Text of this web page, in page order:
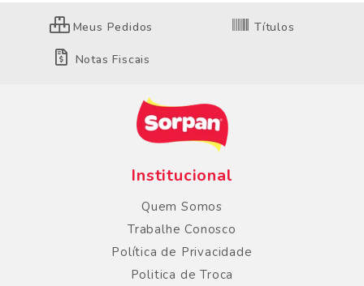
Meus Pedidos Títulos
Notas Fiscais
Institucional
Quem Somos
Trabalhe Conosco
Política de Privacidade
Politica de Troca